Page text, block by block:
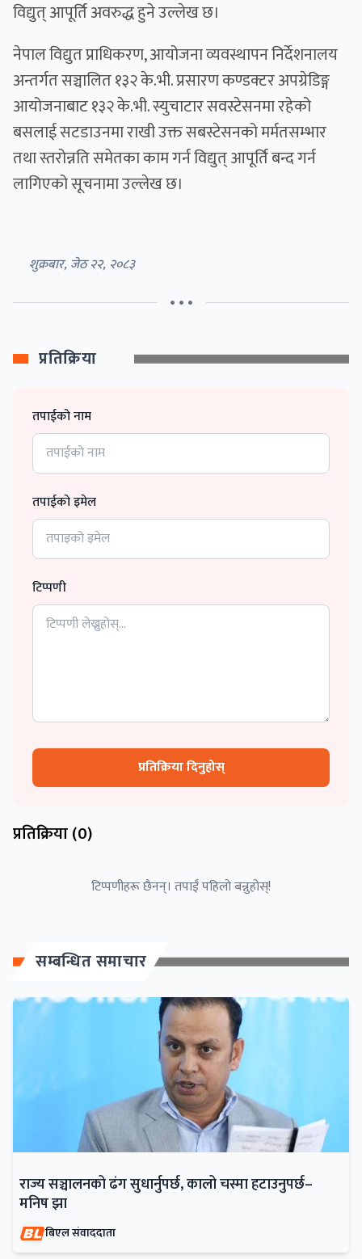
विद्युत् आपूर्ति अवरुद्ध हुने उल्लेख छ।
नेपाल विद्युत प्राधिकरण, आयोजना व्यवस्थापन निर्देशनालय
अन्तर्गत सञ्चालित १३२ के.भी. प्रसारण कण्डक्टर अपग्रेडिङ्ग
आयोजनाबाट १३२ के.भी. स्युचाटार सवस्टेसनमा रहेको
बसलाई सटडाउनमा राखी उक्त सबस्टेसनको मर्मतसम्भार
तथा स्तरोन्नति समेतका काम गर्न विद्युत् आपूर्ति बन्द गर्न
लागिएको सूचनामा उल्लेख छ।
शुक्रबार, जेठ २२, २०८३
• • •
प्रतिक्रिया
तपाईको नाम
तपाईको इमेल
टिप्पणी
प्रतिक्रिया दिनुहोस्
प्रतिक्रिया (0)
टिप्पणीहरू छैनन्। तपाईं पहिलो बन्नुहोस्!
सम्बन्धित समाचार
राज्य सञ्चालनको ढंग सुधार्नुपर्छ, कालो चस्मा हटाउनुपर्छ–
मनिष झा
बिएल संवाददाता